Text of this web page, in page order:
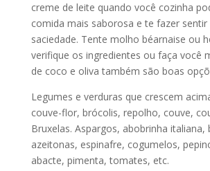
creme de leite quando você cozinha
comida mais saborosa e te fazer sentir
saciedade. Tente molho béarnaise ou
verifique os ingredientes ou faça você
de coco e oliva também são boas
Legumes e verduras que crescem
couve-flor, brócolis, repolho, couve,
Bruxelas. Aspargos, abobrinha italiana,
azeitonas, espinafre, cogumelos,
abacte, pimenta, tomates, etc.